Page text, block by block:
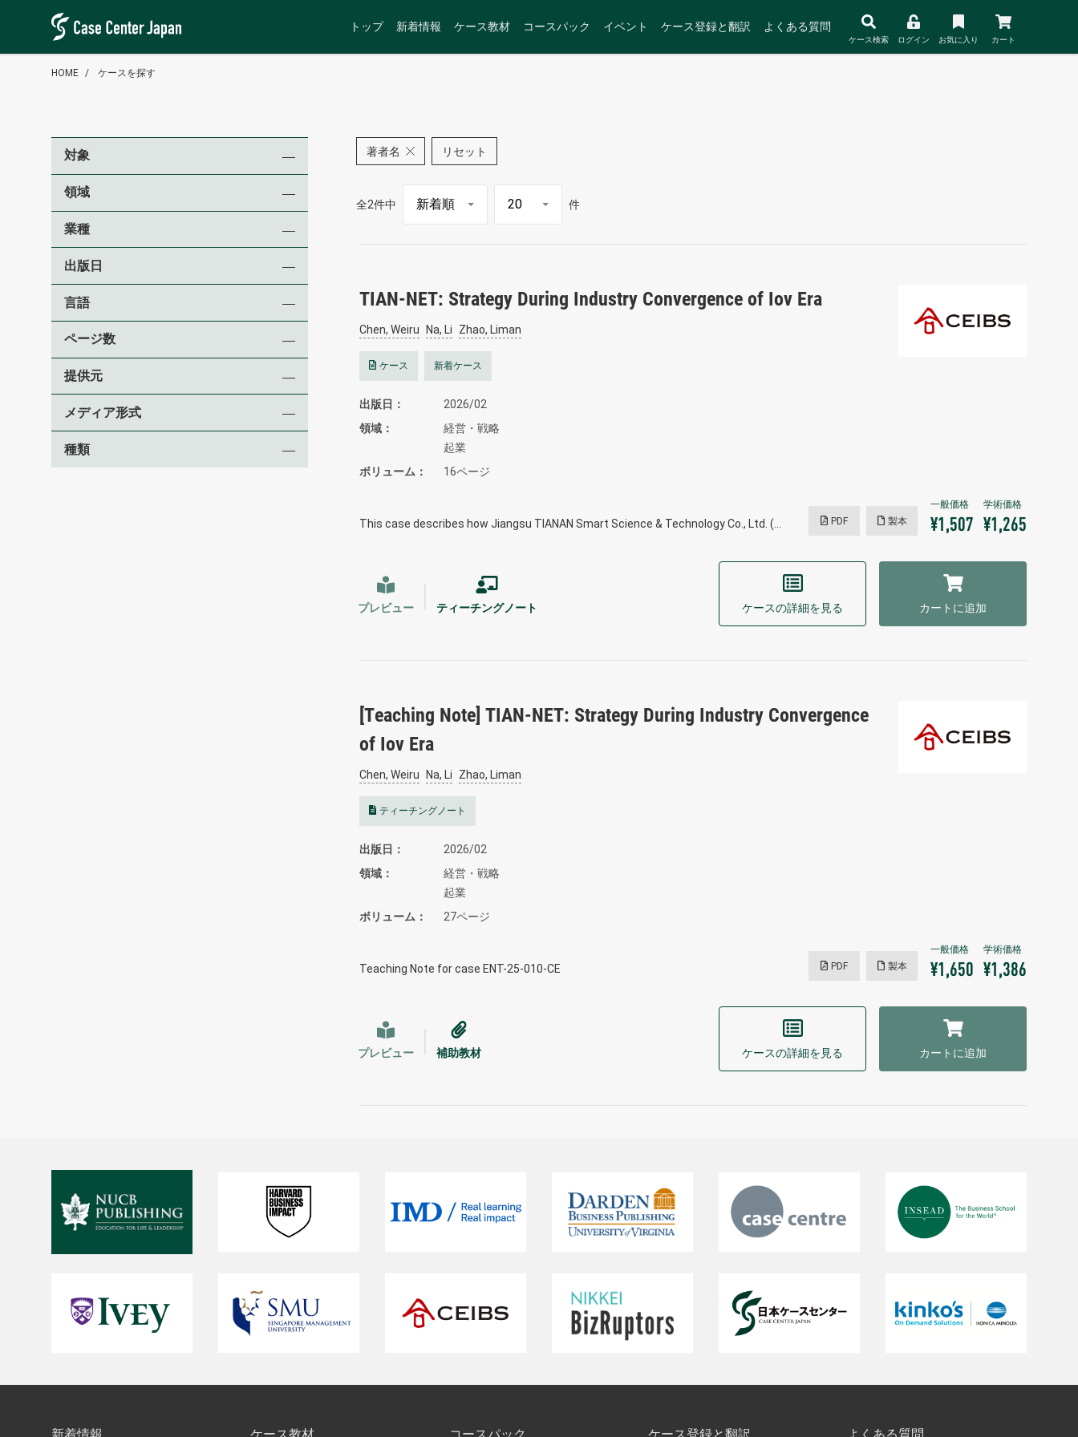
トップ 新着情報 ケース教材 コースパック イベント ケース登録と翻訳 よくある質問
ケース検索 ログイン お気に入り カート
HOME ケースを探す
著者名 リセット
全2件中 件
TIAN-NET: Strategy During Industry Convergence of Iov Era
Chen, Weiru Na, Li Zhao, Liman
ケース 新着ケース
出版日
2026/02
領域
経営・戦略
起業
ボリューム
16ページ
This case describes how Jiangsu TIANAN Smart Science & Technology Co., Ltd. (… PDF 製本 ¥1,507 ¥1,265
プレビュー ティーチングノート ケースの詳細を見る カートに追加
[Teaching Note] TIAN-NET: Strategy During Industry Convergence
of Iov Era
Chen, Weiru Na, Li Zhao, Liman
ティーチングノート
出版日
2026/02
領域
経営・戦略
起業
ボリューム
27ページ
Teaching Note for case ENT-25-010-CE PDF 製本 ¥1,650 ¥1,386
プレビュー 補助教材 ケースの詳細を見る カートに追加
対象
領域
業種
出版日
言語
ページ数
提供元
メディア形式
種類